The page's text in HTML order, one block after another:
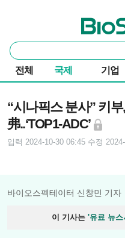
바이오스
통
합
검
색
전체 국제 기업
“시나픽스 분사” 키
弗..‘TOP1-ADC’
입력 2024-10-30 06:45 수정
바이오스펙테이터 신창민 기자
이 기사는 '유료 뉴